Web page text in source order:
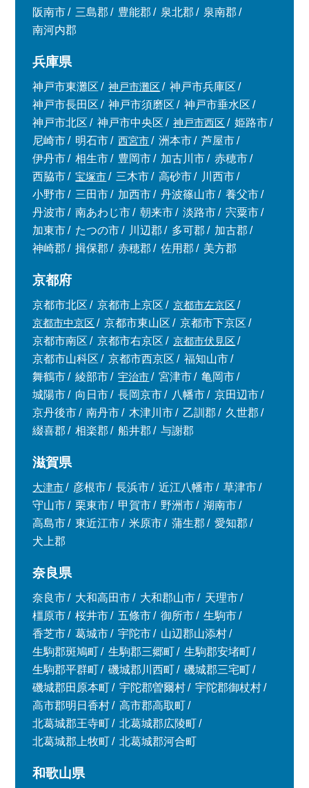
阪南市
三島郡 豊能郡 泉北郡
泉南郡
南河内郡
兵庫県
神戸市東灘区 神戸市灘区
神戸市兵庫区
神戸市長田区
神戸市須磨区
神戸市垂水区
神戸市北区
神戸市中央区 神戸市西区
姫路市
尼崎市
明石市 西宮市 洲本市
芦屋市
伊丹市
相生市 豊岡市 加古川市
赤穂市
西脇市
宝塚市 三木市 高砂市
川西市
小野市
三田市 加西市 丹波篠山市
養父市
丹波市
南あわじ市 朝来市 淡路市
宍粟市
加東市
たつの市 川辺郡 多可郡
加古郡
神崎郡
揖保郡 赤穂郡 佐用郡 美方郡
京都府
京都市北区 京都市上京区
京都市左京区
京都市中京区
京都市東山区
京都市下京区
京都市南区
京都市右京区
京都市伏見区
京都市山科区
京都市西京区
福知山市
舞鶴市
綾部市 宇治市 宮津市
亀岡市
城陽市
向日市 長岡京市 八幡市
京田辺市
京丹後市
南丹市 木津川市 乙訓郡
久世郡
綴喜郡
相楽郡 船井郡 与謝郡
滋賀県
大津市 彦根市 長浜市 近江八幡市
草津市
守山市
栗東市 甲賀市 野洲市
湖南市
高島市
東近江市 米原市 蒲生郡
愛知郡
犬上郡
奈良県
奈良市 大和高田市 大和郡山市
天理市
橿原市
桜井市 五條市 御所市
生駒市
香芝市
葛城市 宇陀市
山辺郡山添村
生駒郡斑鳩町
生駒郡三郷町
生駒郡安堵町
生駒郡平群町
磯城郡川西町
磯城郡三宅町
磯城郡田原本町
宇陀郡曽爾村
宇陀郡御杖村
高市郡明日香村
高市郡高取町
北葛城郡王寺町
北葛城郡広陵町
北葛城郡上牧町
北葛城郡河合町
和歌山県